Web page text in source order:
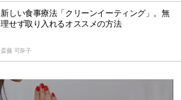
新しい食事療法「クリーンイーティング」。無
理せず取り入れるオススメの方法
斎藤 可奈子